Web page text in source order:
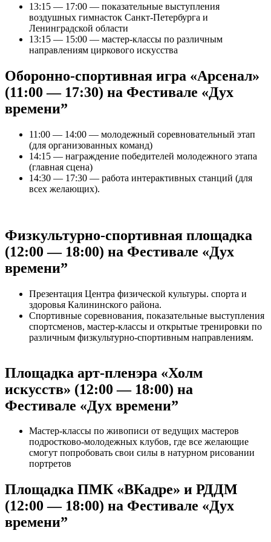
13:15 — 17:00 — показательные выступления
воздушных гимнасток Санкт-Петербурга и
Ленинградской области
13:15 — 15:00 — мастер-классы по различным
направлениям циркового искусства
Оборонно-спортивная игра «Арсенал»
(11:00 — 17:30) на Фестивале «Дух
времени”
11:00 — 14:00 — молодежный соревновательный этап
(для организованных команд)
14:15 — награждение победителей молодежного этапа
(главная сцена)
14:30 — 17:30 — работа интерактивных станций (для
всех желающих).
Физкультурно-спортивная площадка
(12:00 — 18:00) на Фестивале «Дух
времени”
Презентация Центра физической культуры. спорта и
здоровья Калининского района.
Спортивные соревнования, показательные выступления
спортсменов, мастер-классы и открытые тренировки по
различным физкультурно-спортивным направлениям.
Площадка арт-пленэра «Холм
искусств» (12:00 — 18:00) на
Фестивале «Дух времени”
Мастер-классы по живописи от ведущих мастеров
подростково-молодежных клубов, где все желающие
смогут попробовать свои силы в натурном рисовании
портретов
Площадка ПМК «ВКадре» и РДДМ
(12:00 — 18:00) на Фестивале «Дух
времени”